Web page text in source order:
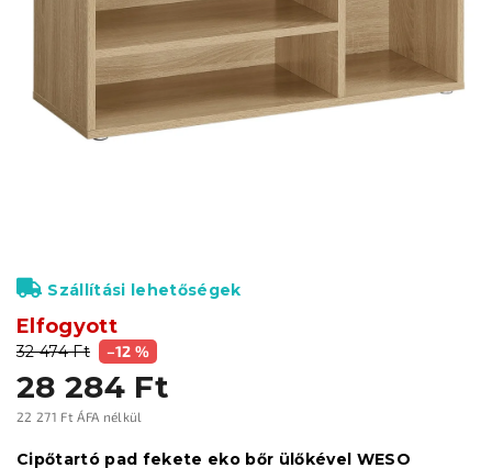
32 474 Ft –12 %
28 284 Ft
22 271 Ft ÁFA nélkül
Elfogyott
Szállítási lehetőségek
Cipőtartó pad fekete eko bőr ülőkével WESO